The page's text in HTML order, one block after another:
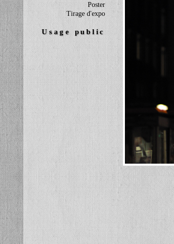
Poster
Tirage d'expo
Usage public